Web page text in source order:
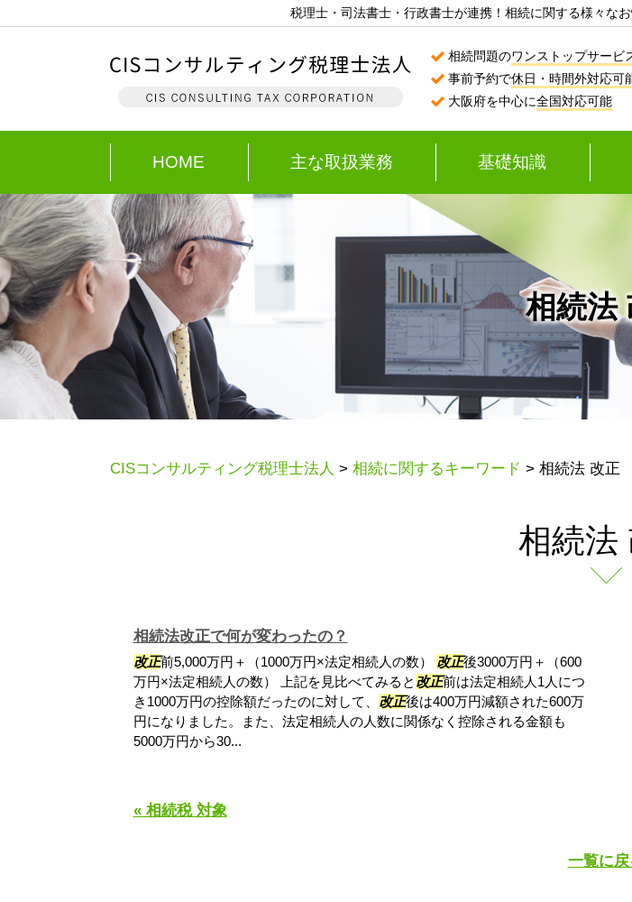
相続法
税理士・司法書士・行政書士が連携！相続に関する様々な
相続問題のワンストップサービ
事前予約で休日・時間外対応可
大阪府を中心に全国対応可能
HOME 主な取扱業務 基礎知識
CISコンサルティング税理士法人 > 相続に関するキーワード > 相続法 改正
相続法
相続法改正で何が変わったの？
改正前5,000万円＋（1000万円×法定相続人の数） 改正後3000万円＋（600
万円×法定相続人の数） 上記を見比べてみると 改正前は法定相続人1人につ
き1000万円の控除額だったのに対して、 改正後は400万円減額された600万
円になりました。また、法定相続人の人数に関係なく控除される金額も
5000万円から30...
« 相続税 対象
一覧に戻